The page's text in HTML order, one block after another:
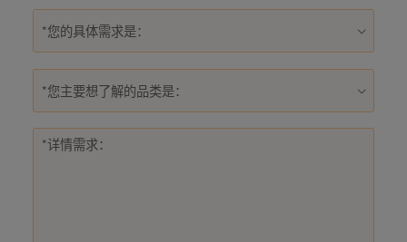
*您的具体需求是：
*您主要想了解的品类是：